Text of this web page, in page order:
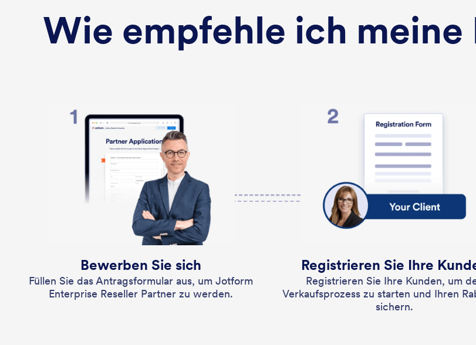
Wie empfehle ich
Bewerben Sie sich
Füllen Sie das Antragsformular aus, um Jotform
Enterprise Reseller Partner zu werden.
Registrieren Sie Ihre
Registrieren Sie Ihre Kunden, um
Verkaufsprozess zu starten und Ihren
sichern.